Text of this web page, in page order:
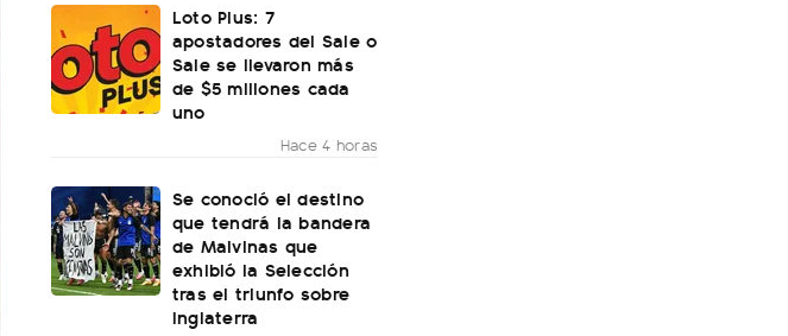
Loto Plus: 7
apostadores del Sale o
Sale se llevaron más
de $5 millones cada
uno
Hace 4 horas
Se conoció el destino
que tendrá la bandera
de Malvinas que
exhibió la Selección
tras el triunfo sobre
Inglaterra